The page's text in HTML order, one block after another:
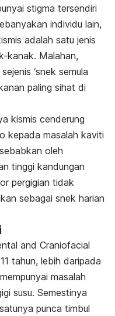
stigma tersendiri
individu lain,
adalah satu jenis
kanak. Malahan,
‘snek semula
paling sihat di
kismis cenderung
kepada masalah kaviti
oleh
tinggi kandungan
pergigian tidak
sebagai snek harian
and Craniofacial
tahun, lebih daripada
masalah
susu. Semestinya
punca timbul